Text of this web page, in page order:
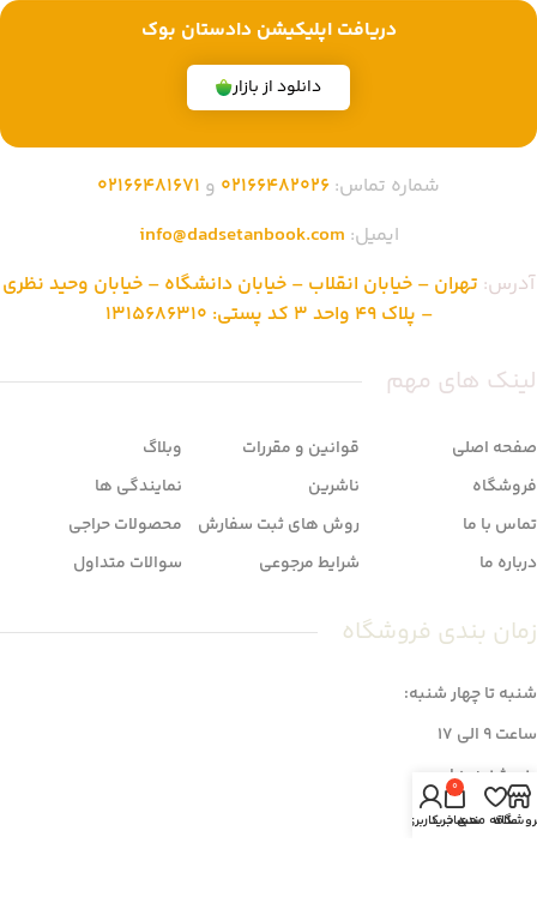
دریافت اپلیکیشن دادستان بوک
دانلود از بازار
شماره تماس: 02166482026 و 02166481671
ایمیل: info@dadsetanbook.com
آدرس: تهران – خیابان انقلاب – خیابان دانشگاه – خیابان وحید نظری
– پلاک 49 واحد 3 کد پستی: 1315686310
لینک های مهم
صفحه اصلی
فروشگاه
تماس با ما
درباره ما
قوانین و مقررات
ناشرین
روش های ثبت سفارش
شرایط مرجوعی
وبلاگ
نمایندگی ها
محصولات حراجی
سوالات متداول
زمان بندی فروشگاه
شنبه تا چهار شنبه:
ساعت 9 الی 17
پنج شنبه ها:
ساعت 9 الی 14
علاقه مندی
0
سبد خرید
حساب کاربری من